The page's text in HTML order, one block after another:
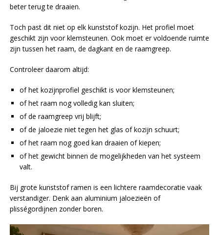
beter terug te draaien.
Toch past dit niet op elk kunststof kozijn. Het profiel moet
geschikt zijn voor klemsteunen. Ook moet er voldoende ruimte
zijn tussen het raam, de dagkant en de raamgreep.
Controleer daarom altijd:
of het kozijnprofiel geschikt is voor klemsteunen;
of het raam nog volledig kan sluiten;
of de raamgreep vrij blijft;
of de jaloezie niet tegen het glas of kozijn schuurt;
of het raam nog goed kan draaien of kiepen;
of het gewicht binnen de mogelijkheden van het systeem
valt.
Bij grote kunststof ramen is een lichtere raamdecoratie vaak
verstandiger. Denk aan aluminium jaloezieën of
plisségordijnen zonder boren.